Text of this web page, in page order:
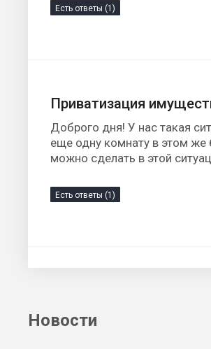
Есть ответы (1)
Приватизация
Доброго дня! У нас такая
еще одну комнату в этом же
можно сделать в этой
Есть ответы (1)
Новости